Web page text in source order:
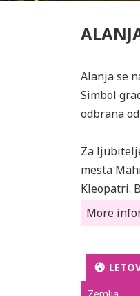
Alanja se
Simbol
odbrana
Za
mesta
Kleopatri.
narandže
More